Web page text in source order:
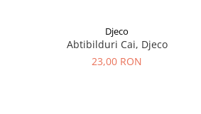
Djeco
Abtibilduri Cai, Djeco
23,00 RON